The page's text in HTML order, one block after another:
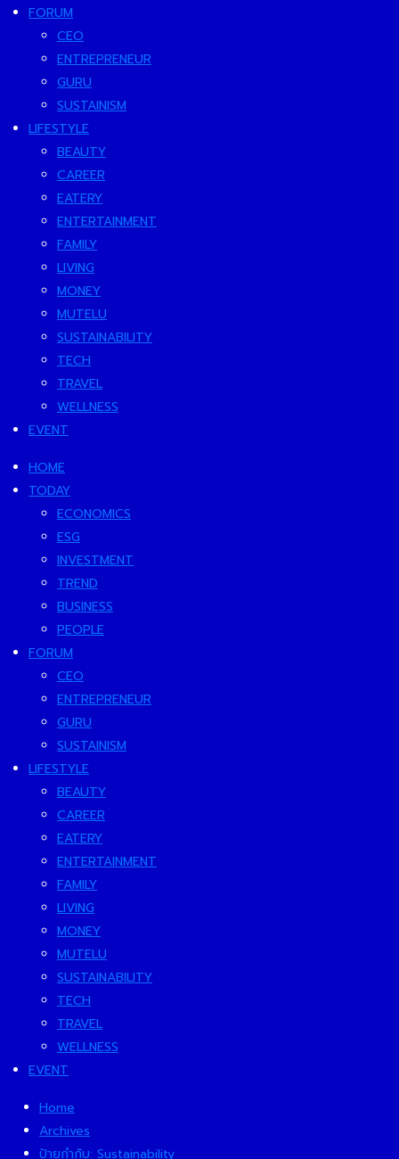
FORUM
CEO
ENTREPRENEUR
GURU
SUSTAINISM
LIFESTYLE
BEAUTY
CAREER
EATERY
ENTERTAINMENT
FAMILY
LIVING
MONEY
MUTELU
SUSTAINABILITY
TECH
TRAVEL
WELLNESS
EVENT
HOME
TODAY
ECONOMICS
ESG
INVESTMENT
TREND
BUSINESS
PEOPLE
FORUM
CEO
ENTREPRENEUR
GURU
SUSTAINISM
LIFESTYLE
BEAUTY
CAREER
EATERY
ENTERTAINMENT
FAMILY
LIVING
MONEY
MUTELU
SUSTAINABILITY
TECH
TRAVEL
WELLNESS
EVENT
Home
Archives
ป้ายกำกับ: Sustainability